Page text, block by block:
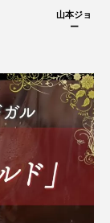
山本ジョ
ー